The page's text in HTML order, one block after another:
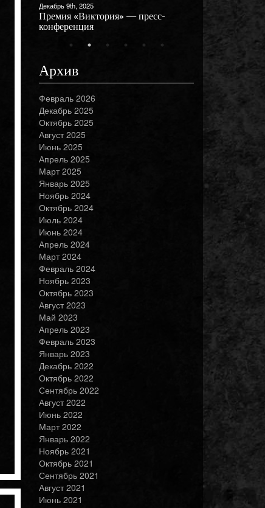
Декабрь 9th, 2025
Премия «Виктория» — пресс-
конференция
Архив
Февраль 2026
Декабрь 2025
Октябрь 2025
Август 2025
Июнь 2025
Апрель 2025
Март 2025
Январь 2025
Ноябрь 2024
Октябрь 2024
Июль 2024
Июнь 2024
Апрель 2024
Март 2024
Февраль 2024
Ноябрь 2023
Октябрь 2023
Август 2023
Май 2023
Апрель 2023
Февраль 2023
Январь 2023
Декабрь 2022
Октябрь 2022
Сентябрь 2022
Август 2022
Июнь 2022
Март 2022
Январь 2022
Ноябрь 2021
Октябрь 2021
Сентябрь 2021
Август 2021
Июнь 2021